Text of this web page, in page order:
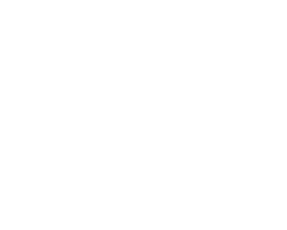
' 대응 '맞손'
졌지만 고가주택 밀집된 강남·서초 둔화
첫 공급...국가 전력망에 첫 입성